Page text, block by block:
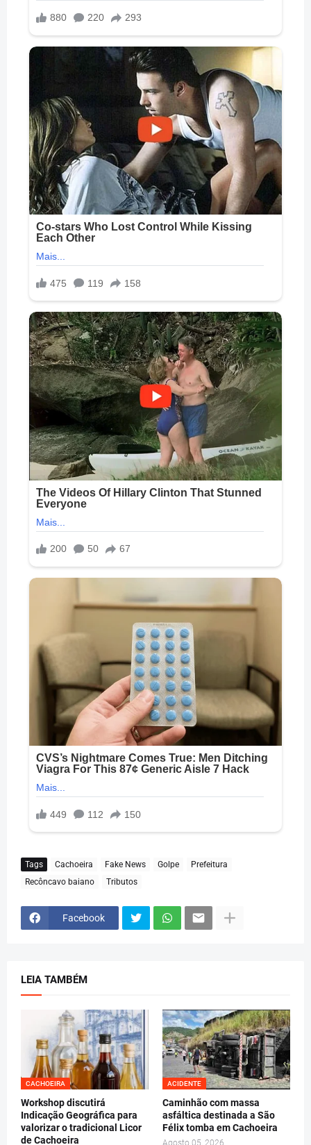
Tags Cachoeira Fake News Golpe
Prefeitura
Recôncavo baiano
Tributos
Facebook
LEIA TAMBÉM
CACHOEIRA
Workshop discutirá
Indicação Geográfica para
valorizar o tradicional Licor
de Cachoeira
ACIDENTE
Caminhão com massa
asfáltica destinada a São
Félix tomba em Cachoeira